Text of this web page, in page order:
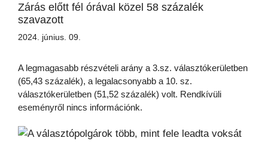
Zárás előtt fél órával közel 58 százalék
szavazott
2024. június. 09.
A legmagasabb részvételi arány a 3.sz. választókerületben
(65,43 százalék), a legalacsonyabb a 10. sz.
választókerületben (51,52 százalék) volt. Rendkívüli
eseményről nincs információnk.